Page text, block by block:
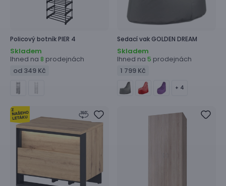
Policový botníkPIER 4
Skladem
Ihned na 8 prodejnách
od 349 Kč
Sedací vakGOLDEN DREAM
Skladem
Ihned na 5 prodejnách
1 799 Kč
+ 4